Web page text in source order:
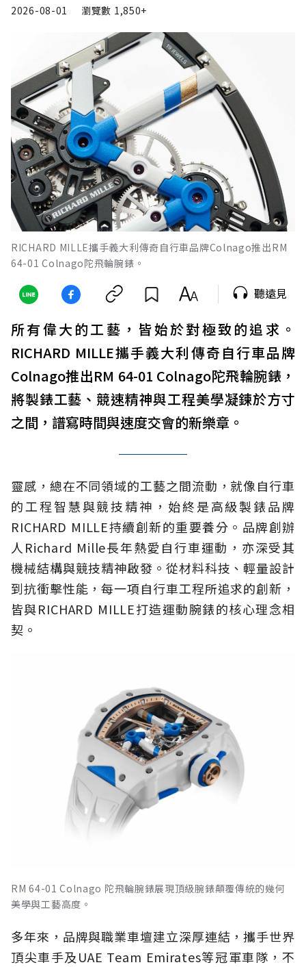
2026-08-01
瀏覽數 1,850+
RICHARD MILLE攜手義大利傳奇自行車品牌Colnago推出RM
64-01 Colnago陀飛輪腕錶。
聽遠見
所有偉大的工藝，皆始於對極致的追求。
RICHARD MILLE攜手義大利傳奇自行車品牌
Colnago推出RM 64-01 Colnago陀飛輪腕錶，
將製錶工藝、競速精神與工程美學凝鍊於方寸
之間，譜寫時間與速度交會的新樂章。
靈感，總在不同領域的工藝之間流動，就像自行車
的工程智慧與競技精神，始終是高級製錶品牌
RICHARD MILLE持續創新的重要養分。品牌創辦
人Richard Mille長年熱愛自行車運動，亦深受其
機械結構與競技精神啟發。從材料科技、輕量設計
到抗衝擊性能，每一項自行車工程所追求的創新，
皆與RICHARD MILLE打造運動腕錶的核心理念相
契。
RM 64-01 Colnago 陀飛輪腕錶展現頂級腕錶顛覆傳統的幾何
美學與工藝高度。
多年來，品牌與職業車壇建立深厚連結，攜手世界
頂尖車手及UAE Team Emirates等冠軍車隊，不